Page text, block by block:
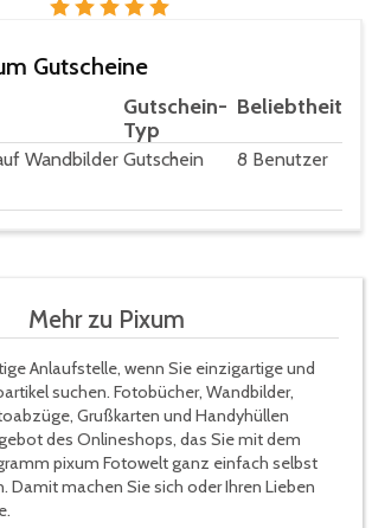
Gutscheine
Gutschein-
Typ
Beliebtheit
Wandbilder Gutschein 8 Benutzer
Mehr zu Pixum
Anlaufstelle, wenn Sie einzigartige und
suchen. Fotobücher, Wandbilder,
Grußkarten und Handyhüllen
des Onlineshops, das Sie mit dem
pixum Fotowelt ganz einfach selbst
Damit machen Sie sich oder Ihren Lieben